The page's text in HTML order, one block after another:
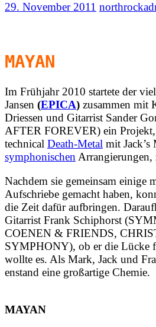
29. November 2011
MAYAN
Im Frühjahr 2010 startete der
Jansen (EPICA) zusammen mit
Driessen und Gitarrist Sander
AFTER FOREVER) ein
technical Death-Metal mit Jack’s
symphonischenArrangierungen,
Nachdem sie gemeinsam einige
Aufschriebe gemacht haben,
die Zeit dafür aufbringen.
Gitarrist Frank Schiphorst
COENEN & FRIENDS,
SYMPHONY), ob er die Lücke
wollte es. Als Mark, Jack und
enstand eine großartige Chemie.
MAYAN